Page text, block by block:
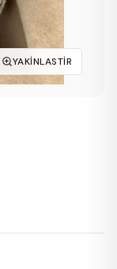
YAKINLASTIR